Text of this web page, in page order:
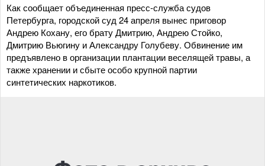
Как сообщает объединенная пресс-служба судов
Петербурга, городской суд 24 апреля вынес приговор
Андрею Кохану, его брату Дмитрию, Андрею Стойко,
Дмитрию Вьюгину и Александру Голубеву. Обвинение им
предъявлено в организации плантации веселящей травы, а
также хранении и сбыте особо крупной партии
синтетических наркотиков.